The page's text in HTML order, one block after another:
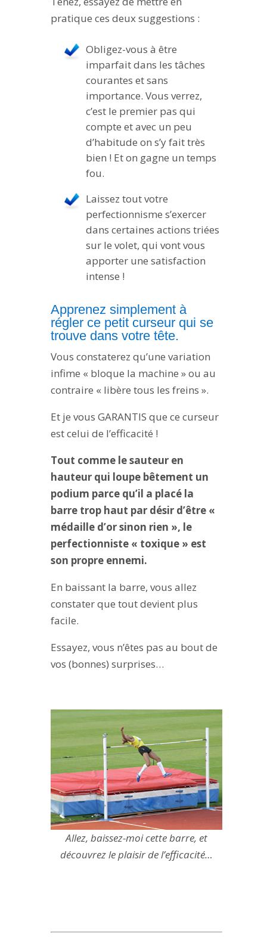
pratique ces deux suggestions :
Obligez-vous à être
imparfait dans les tâches
courantes et sans
importance. Vous verrez,
c’est le premier pas qui
compte et avec un peu
d’habitude on s’y fait très
bien ! Et on gagne un temps
fou.
Laissez tout votre
perfectionnisme s’exercer
dans certaines actions triées
sur le volet, qui vont vous
apporter une satisfaction
intense !
Apprenez simplement à
régler ce petit curseur qui se
trouve dans votre tête.
Vous constaterez qu’une variation
infime « bloque la machine » ou au
contraire « libère tous les freins ».
Et je vous GARANTIS que ce curseur
est celui de l’efficacité !
Tout comme le sauteur en
hauteur qui loupe bêtement un
podium parce qu’il a placé la
barre trop haut par désir d’être «
médaille d’or sinon rien », le
perfectionniste « toxique » est
son propre ennemi.
En baissant la barre, vous allez
constater que tout devient plus
facile.
Essayez, vous n’êtes pas au bout de
vos (bonnes) surprises…
Allez, baissez-moi cette barre, et
découvrez le plaisir de l’efficacité…